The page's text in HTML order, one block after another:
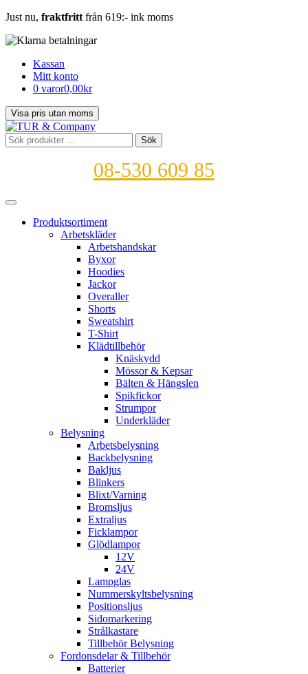
Just nu, fraktfritt från 619:- ink moms
Kassan
Mitt konto
0 varor0,00kr
Sök
efter:
Sök
08-530 609 85
Produktsortiment
Arbetskläder
Arbetshandskar
Byxor
Hoodies
Jackor
Overaller
Shorts
Sweatshirt
T-Shirt
Klädtillbehör
Knäskydd
Mössor & Kepsar
Bälten & Hängslen
Spikfickor
Strumpor
Underkläder
Belysning
Arbetsbelysning
Backbelysning
Bakljus
Blinkers
Blixt/Varning
Bromsljus
Extraljus
Ficklampor
Glödlampor
12V
24V
Lampglas
Nummerskyltsbelysning
Positionsljus
Sidomarkering
Strålkastare
Tillbehör Belysning
Fordonsdelar & Tillbehör
Batterier